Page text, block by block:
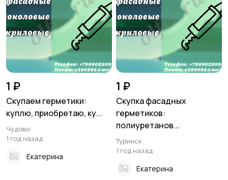
1 ₽
Скупаем герметики:
куплю, приобретаю, ку...
Чудово
1 год назад
Екатерина
1 ₽
Скупка фасадных
герметиков:
полиуретанов...
Туринск
1 год назад
Екатерина